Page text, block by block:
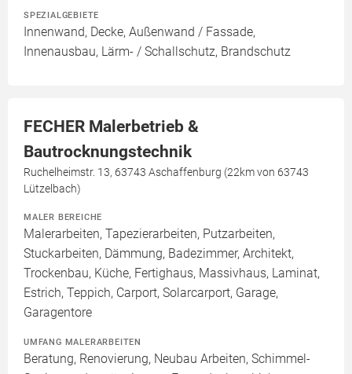
SPEZIALGEBIETE
Innenwand, Decke, Außenwand / Fassade,
Innenausbau, Lärm- / Schallschutz, Brandschutz
FECHER Malerbetrieb &
Bautrocknungstechnik
Ruchelheimstr. 13, 63743 Aschaffenburg (22km von 63743
Lützelbach)
MALER BEREICHE
Malerarbeiten, Tapezierarbeiten, Putzarbeiten,
Stuckarbeiten, Dämmung, Badezimmer, Architekt,
Trockenbau, Küche, Fertighaus, Massivhaus, Laminat,
Estrich, Teppich, Carport, Solarcarport, Garage,
Garagentore
UMFANG MALERARBEITEN
Beratung, Renovierung, Neubau Arbeiten, Schimmel-